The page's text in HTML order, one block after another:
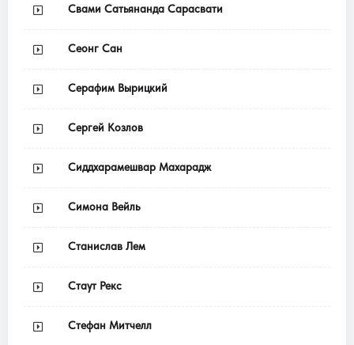
Свами Сатьянанда Сарасвати
Сеонг Сан
Серафим Вырицкий
Сергей Козлов
Сиддхарамешвар Махарадж
Симона Вейль
Станислав Лем
Стаут Рекс
Стефан Митчелл